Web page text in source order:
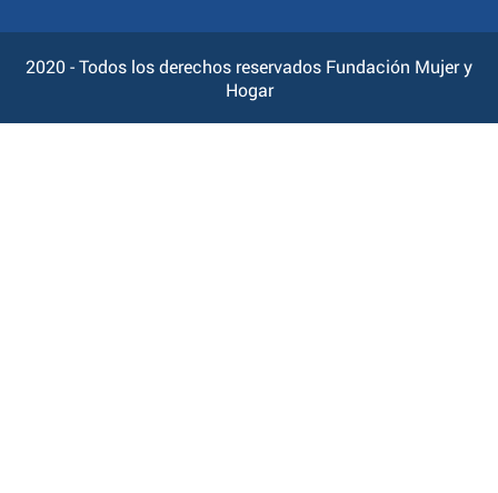
2020 - Todos los derechos reservados Fundación Mujer y
Hogar